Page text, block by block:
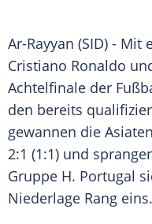
Ar-Rayyan (SID) - Mit
Cristiano Ronaldo
Achtelfinale der
den bereits
gewannen die
2:1 (1:1) und
Gruppe H. Portugal
Niederlage Rang eins.